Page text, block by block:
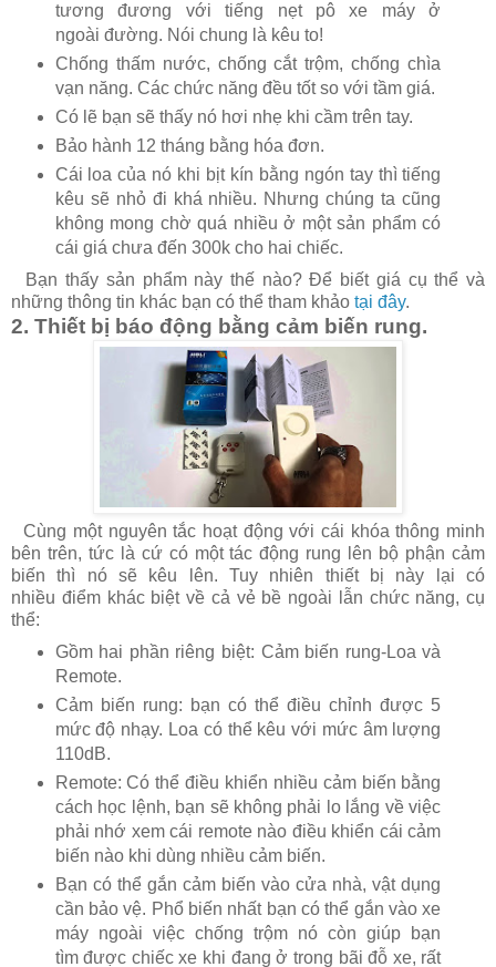
tương đương với tiếng nẹt pô xe máy ở
ngoài đường. Nói chung là kêu to!
Chống thấm nước, chống cắt trộm, chống chìa
vạn năng. Các chức năng đều tốt so với tầm giá.
Có lẽ bạn sẽ thấy nó hơi nhẹ khi cầm trên tay.
Bảo hành 12 tháng bằng hóa đơn.
Cái loa của nó khi bịt kín bằng ngón tay thì tiếng
kêu sẽ nhỏ đi khá nhiều. Nhưng chúng ta cũng
không mong chờ quá nhiều ở một sản phẩm có
cái giá chưa đến 300k cho hai chiếc.
Bạn thấy sản phẩm này thế nào? Để biết giá cụ thể và
những thông tin khác bạn có thể tham khảo tại đây.
2. Thiết bị báo động bằng cảm biến rung.
Cùng một nguyên tắc hoạt động với cái khóa thông minh
bên trên, tức là cứ có một tác động rung lên bộ phận cảm
biến thì nó sẽ kêu lên. Tuy nhiên thiết bị này lại có
nhiều điểm khác biệt về cả vẻ bề ngoài lẫn chức năng, cụ
thể:
Gồm hai phần riêng biệt: Cảm biến rung-Loa và
Remote.
Cảm biến rung: bạn có thể điều chỉnh được 5
mức độ nhạy. Loa có thể kêu với mức âm lượng
110dB.
Remote: Có thể điều khiển nhiều cảm biến bằng
cách học lệnh, bạn sẽ không phải lo lắng về việc
phải nhớ xem cái remote nào điều khiển cái cảm
biến nào khi dùng nhiều cảm biến.
Bạn có thể gắn cảm biến vào cửa nhà, vật dụng
cần bảo vệ. Phổ biến nhất bạn có thể gắn vào xe
máy ngoài việc chống trộm nó còn giúp bạn
tìm được chiếc xe khi đang ở trong bãi đỗ xe, rất